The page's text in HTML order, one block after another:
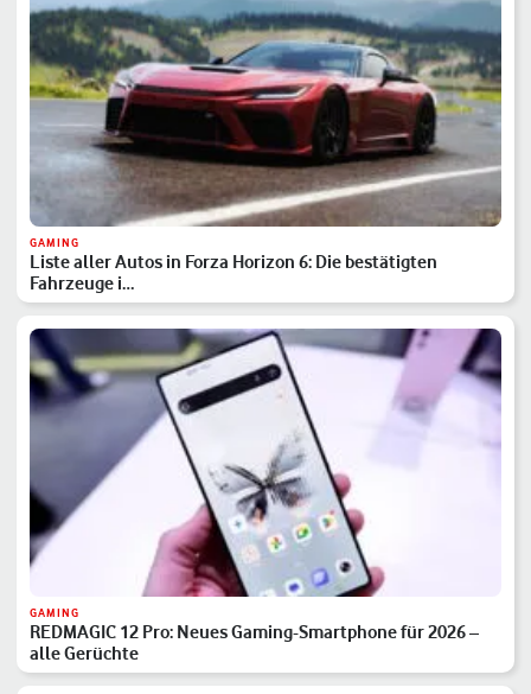
GAMING
Liste aller Autos in Forza Horizon 6: Die bestätigten
Fahrzeuge i…
GAMING
REDMAGIC 12 Pro: Neues Gaming-Smartphone für 2026 –
alle Gerüchte